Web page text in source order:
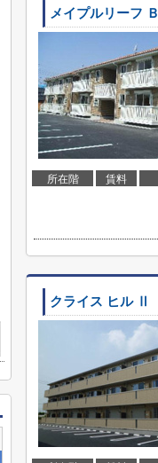
メイプルリーフ Ｂ
所在階 賃料
クライス ヒル Ⅱ